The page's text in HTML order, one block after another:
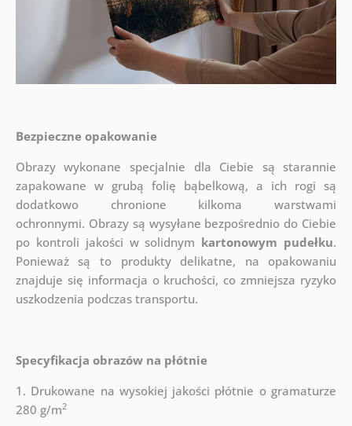
Bezpieczne opakowanie
Obrazy wykonane specjalnie dla Ciebie są starannie
zapakowane w grubą folię bąbelkową, a ich rogi są
dodatkowo chronione kilkoma warstwami
ochronnymi. Obrazy są wysyłane bezpośrednio do Ciebie
po kontroli jakości w solidnym kartonowym pudełku.
Ponieważ są to produkty delikatne, na opakowaniu
znajduje się informacja o kruchości, co zmniejsza ryzyko
uszkodzenia podczas transportu.
Specyfikacja obrazów na płótnie
1. Drukowane na wysokiej jakości płótnie o gramaturze
280 g/m2